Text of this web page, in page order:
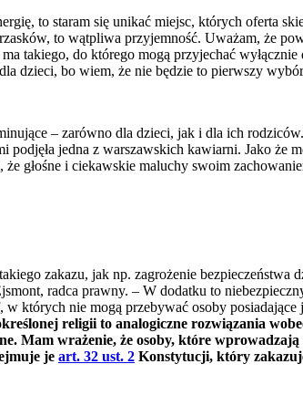
to staram się unikać miejsc, których oferta
to wątpliwa przyjemność. Uważam, że
takiego, do którego mogą przyjechać
dzieci, bo wiem, że nie będzie to pierwszy
– zarówno dla dzieci, jak i dla ich
jedna z warszawskich kawiarni. Jako że
głośne i ciekawskie maluchy swoim
zakazu, jak np. zagrożenie bezpieczeństwa
radca prawny. – W dodatku to
których nie mogą przebywać osoby posiadające
religii to analogiczne rozwiązania
Mam wrażenie, że osoby, które wprowadzają
je art. 32 ust. 2 Konstytucji, który